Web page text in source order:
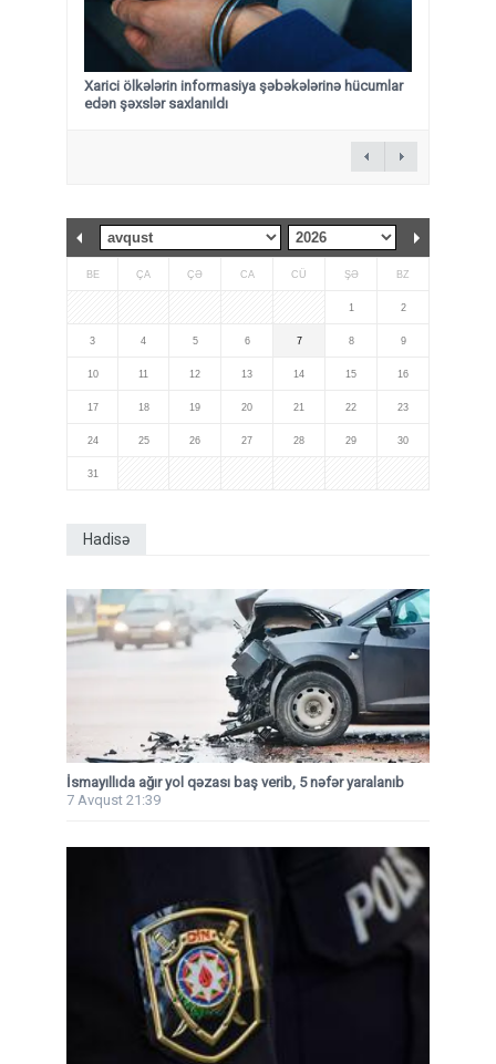
Xarici ölkələrin informasiya şəbəkələrinə hücumlar
edən şəxslər saxlanıldı
BE ÇA ÇƏ CA CÜ ŞƏ BZ
1 2
3 4 5 6 7 8 9
10 11 12 13 14 15 16
17 18 19 20 21 22 23
24 25 26 27 28 29 30
31
Hadisə
İsmayıllıda ağır yol qəzası baş verib, 5 nəfər yaralanıb
7 Avqust 21:39